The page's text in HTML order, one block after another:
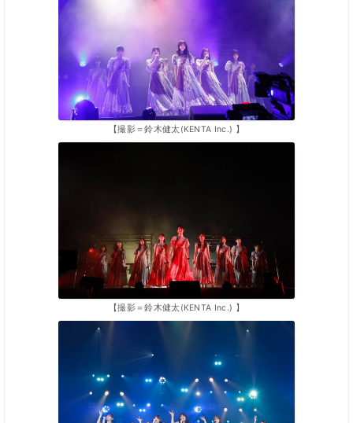
【撮影＝鈴木健太(KENTA Inc.) 】
【撮影＝鈴木健太(KENTA Inc.) 】